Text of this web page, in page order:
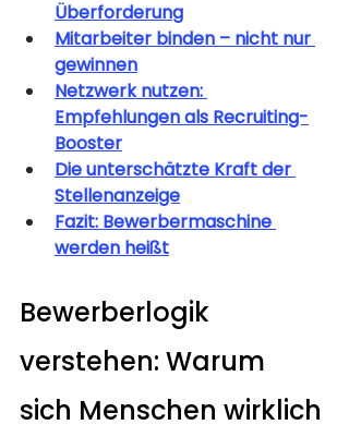
Überforderung
Mitarbeiter binden – nicht nur
gewinnen
Netzwerk nutzen:
Empfehlungen als Recruiting-
Booster
Die unterschätzte Kraft der
Stellenanzeige
Fazit: Bewerbermaschine
werden heißt
Bewerberlogik
verstehen: Warum
sich Menschen wirklich